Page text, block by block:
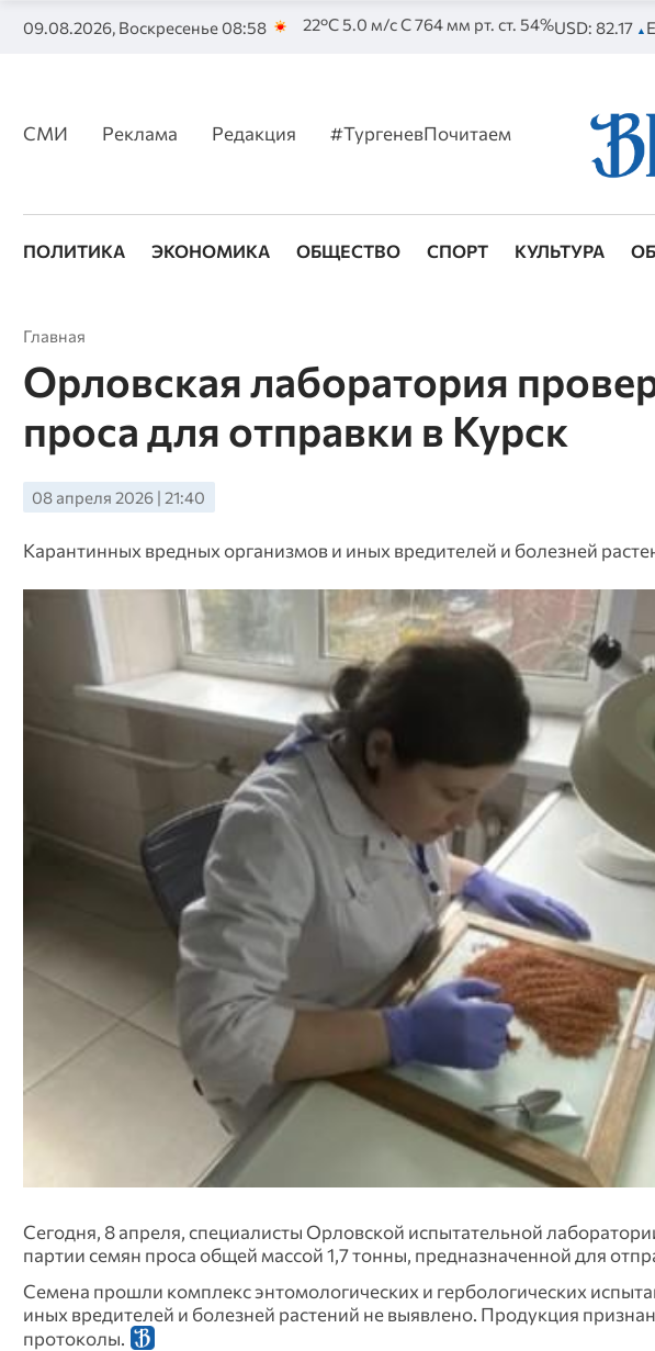
09.08.2026, Воскресенье 08:58 22°C 5.0 м/с С 764 мм рт. ст. 54%USD: 82.17 ▲
СМИ Реклама Редакция #ТургеневПочитаем
ПОЛИТИКА ЭКОНОМИКА ОБЩЕСТВО СПОРТ КУЛЬТУРА
Главная
Орловская лаборатория
проса для отправки в Курск
08 апреля 2026 | 21:40
Карантинных вредных организмов и иных вредителей и болезней
Сегодня, 8 апреля, специалисты Орловской испытательной
партии семян проса общей массой 1,7 тонны, предназначенной для
Семена прошли комплекс энтомологических и гербологических
иных вредителей и болезней растений не выявлено. Продукция
протоколы.